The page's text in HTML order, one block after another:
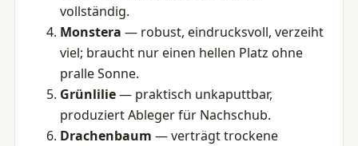
vollständig.
Monstera — robust, eindrucksvoll, verzeiht
viel; braucht nur einen hellen Platz ohne
pralle Sonne.
Grünlilie— praktisch unkaputtbar,
produziert Ableger für Nachschub.
Drachenbaum — verträgt trockene